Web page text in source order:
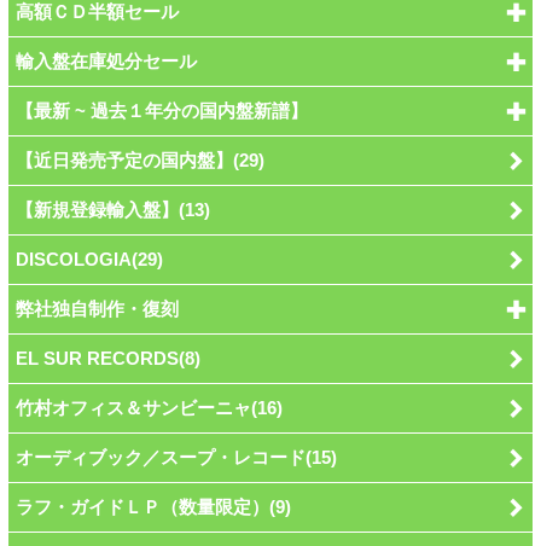
高額ＣＤ半額セール
輸入盤在庫処分セール
【最新 ~ 過去１年分の国内盤新譜】
【近日発売予定の国内盤】(29)
【新規登録輸入盤】(13)
DISCOLOGIA(29)
弊社独自制作・復刻
EL SUR RECORDS(8)
竹村オフィス＆サンビーニャ(16)
オーディブック／スープ・レコード(15)
ラフ・ガイドＬＰ（数量限定）(9)